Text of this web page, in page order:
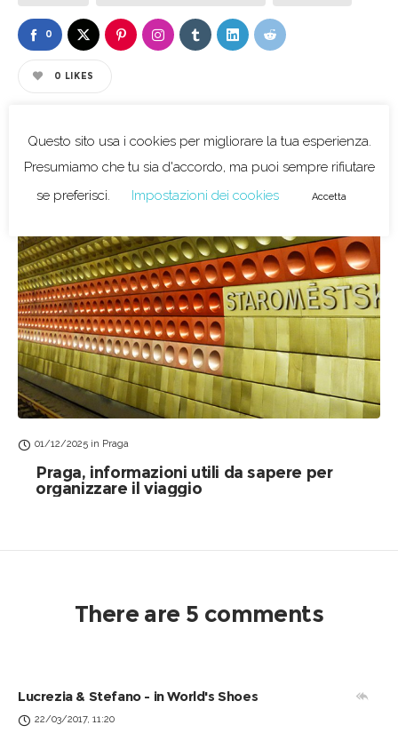
0
0 LIKES
Related posts
01/12/2025 in Praga
Praga, informazioni utili da sapere per
organizzare il viaggio
There are 5 comments
Lucrezia & Stefano - in World's Shoes
22/03/2017, 11:20
Questo sito usa i cookies per migliorare la tua esperienza.
Presumiamo che tu sia d'accordo, ma puoi sempre rifiutare
se preferisci.
Impostazioni dei cookies Accetta